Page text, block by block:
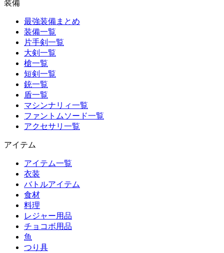
装備
最強装備まとめ
装備一覧
片手剣一覧
大剣一覧
槍一覧
短剣一覧
銃一覧
盾一覧
マシンナリィ一覧
ファントムソード一覧
アクセサリ一覧
アイテム
アイテム一覧
衣装
バトルアイテム
食材
料理
レジャー用品
チョコボ用品
魚
つり具